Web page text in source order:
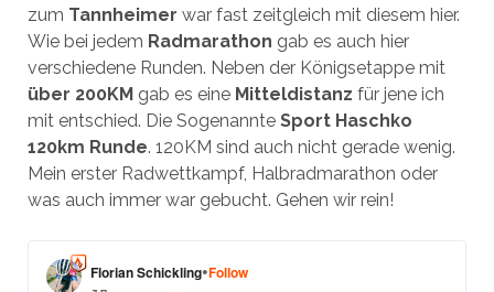
zum Tannheimer war fast zeitgleich mit diesem hier.
Wie bei jedem Radmarathon gab es auch hier
verschiedene Runden. Neben der Königsetappe mit
über 200KM gab es eine Mitteldistanz für jene ich
mit entschied. Die Sogenannte Sport Haschko
120km Runde. 120KM sind auch nicht gerade wenig.
Mein erster Radwettkampf, Halbradmarathon oder
was auch immer war gebucht. Gehen wir rein!